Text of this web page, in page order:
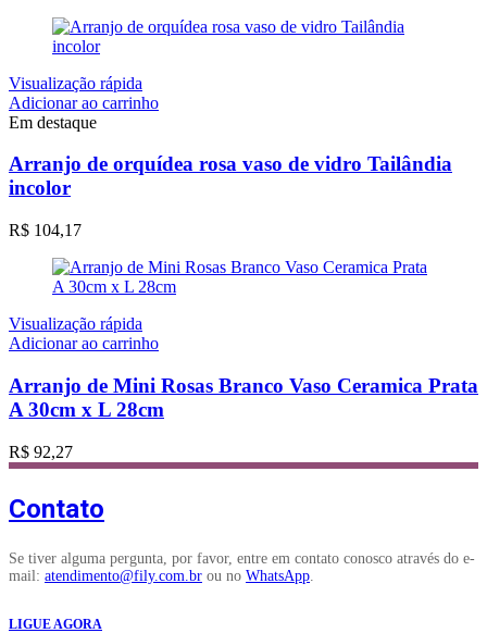
Visualização rápida
Adicionar ao carrinho
Em destaque
Arranjo de orquídea rosa vaso de vidro Tailândia
incolor
R$ 104,17
Visualização rápida
Adicionar ao carrinho
Arranjo de Mini Rosas Branco Vaso Ceramica Prata
A 30cm x L 28cm
R$ 92,27
Contato
Se tiver alguma pergunta, por favor, entre em contato conosco através do e-
mail: atendimento@fily.com.br ou no WhatsApp.
LIGUE AGORA